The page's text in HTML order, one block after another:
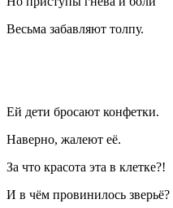
Весьма забавляют толпу.
Ей дети бросают конфетки.
Наверно, жалеют её.
За что красота эта в клетке?!
И в чём провинилось зверьё?